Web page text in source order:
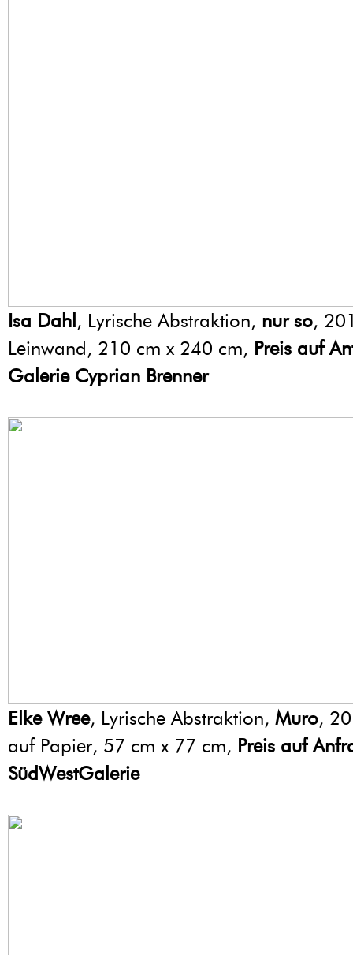
Isa Dahl , Lyrische Abstraktion, nur so,
Leinwand, 210 cm x 240 cm, Preis auf
Galerie Cyprian Brenner
Elke Wree, Lyrische Abstraktion, Muro,
auf Papier, 57 cm x 77 cm, Preis auf
SüdWestGalerie